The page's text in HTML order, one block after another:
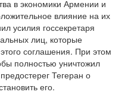
в экономики Армении и
влияние на их
усилия госсекретаря
лиц, которые
соглашения. При этом
полностью уничтожил
Тегеран о
его.